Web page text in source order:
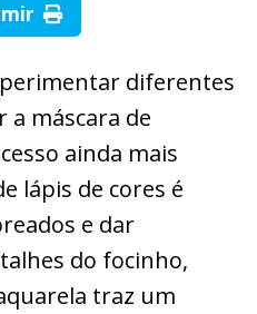
diferentes
máscara de
ainda mais
lápis de cores é
e dar
do focinho,
traz um